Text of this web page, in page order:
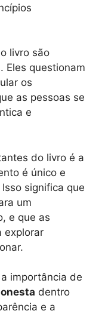
livro são
Eles questionam
os
as pessoas se
e
do livro é a
é único e
significa que
um
e que as
explorar
importância de
dentro
e a